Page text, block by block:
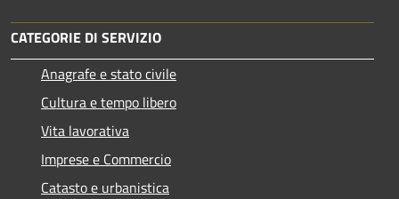
CATEGORIE DI SERVIZIO
Anagrafe e stato civile
Cultura e tempo libero
Vita lavorativa
Imprese e Commercio
Catasto e urbanistica